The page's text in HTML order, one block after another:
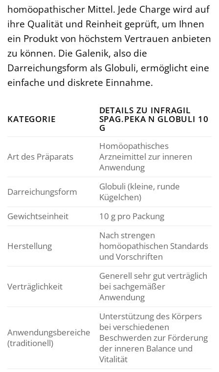
homöopathischer Mittel. Jede Charge wird auf
ihre Qualität und Reinheit geprüft, um Ihnen
ein Produkt von höchstem Vertrauen anbieten
zu können. Die Galenik, also die
Darreichungsform als Globuli, ermöglicht eine
einfache und diskrete Einnahme.
KATEGORIE
DETAILS ZU INFRAGIL
SPAG.PEKA N GLOBULI 10
G
Art des Präparats
Homöopathisches
Arzneimittel zur inneren
Anwendung
Darreichungsform
Globuli (kleine, runde
Kügelchen)
Gewichtseinheit
10 g pro Packung
Herstellung
Nach strengen
homöopathischen Standards
und Vorschriften
Verträglichkeit
Generell sehr gut verträglich
bei sachgemäßer
Anwendung
Anwendungsbereiche
(traditionell)
Unterstützung des Körpers
bei verschiedenen
Beschwerden zur Förderung
der inneren Balance und
Vitalität